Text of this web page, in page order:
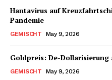
Hantavirus auf
Pandemie
GEMISCHT May 9, 2026
Goldpreis: De-Dollarisierung
GEMISCHT May 9, 2026